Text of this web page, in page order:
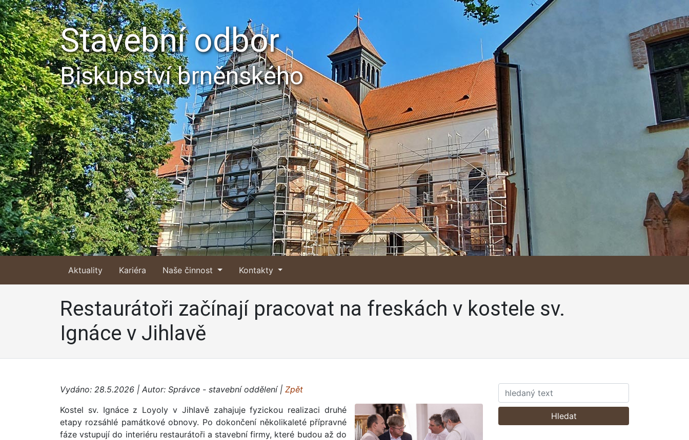
Stavební odbor
Biskupství brněnského
Aktuality Kariéra Naše činnost Kontakty
Restaurátoři začínají pracovat na freskách v kostele sv.
Ignáce v Jihlavě
Vydáno: 28.5.2026 | Autor: Správce - stavební oddělení | Zpět
Kostel sv. Ignáce z Loyoly v Jihlavě zahajuje fyzickou realizaci druhé
etapy rozsáhlé památkové obnovy. Po dokončení několikaleté přípravné
fáze vstupují do interiéru restaurátoři a stavební firmy, které budou až do
Hledat